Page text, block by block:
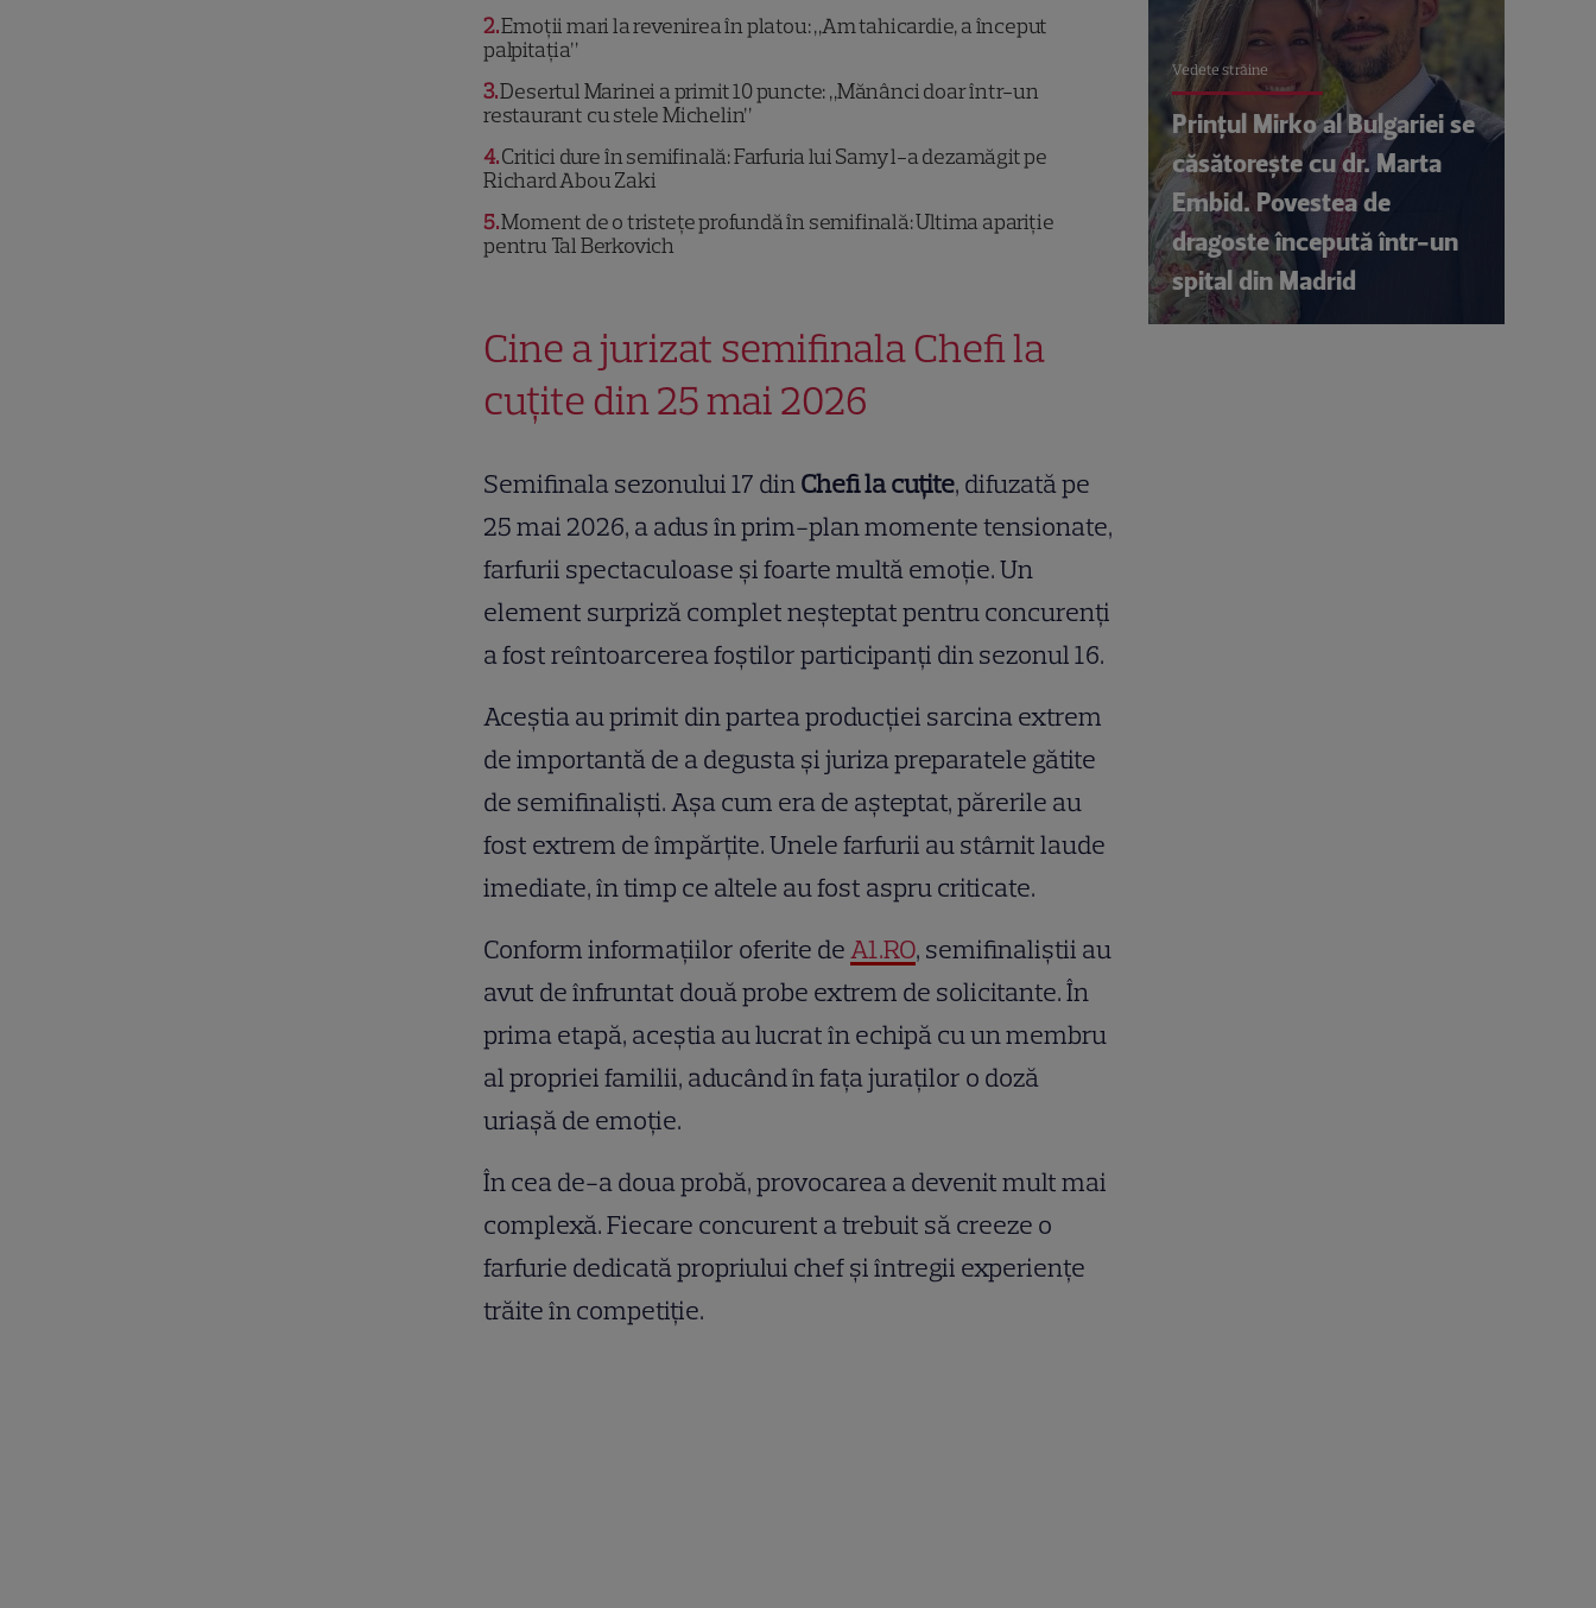
2Emoții mari la revenirea în platou: „Am tahicardie, a început
palpitația”
3Desertul Marinei a primit 10 puncte: „Mănânci doar într-un
restaurant cu stele Michelin”
4Critici dure în semifinală: Farfuria lui Samy l-a dezamăgit pe
Richard Abou Zaki
5Moment de o tristețe profundă în semifinală: Ultima apariție
pentru Tal Berkovich
Cine a jurizat semifinala Chefi la
cuțite din 25 mai 2026
Semifinala sezonului 17 dinChefi la cuțite, difuzată pe
25 mai 2026, a adus în prim-plan momente tensionate,
farfurii spectaculoase și foarte multă emoție. Un
element surpriză complet neșteptat pentru concurenți
a fost reîntoarcerea foștilor participanți din sezonul 16.
Aceștia au primit din partea producției sarcina extrem
de importantă de a degusta și juriza preparatele gătite
de semifinaliști. Așa cum era de așteptat, părerile au
fost extrem de împărțite. Unele farfurii au stârnit laude
imediate, în timp ce altele au fost aspru criticate.
Conform informațiilor oferite deA1.RO, semifinaliștii au
avut de înfruntat două probe extrem de solicitante. În
prima etapă, aceștia au lucrat în echipă cu un membru
al propriei familii, aducând în fața juraților o doză
uriașă de emoție.
În cea de-a doua probă, provocarea a devenit mult mai
complexă. Fiecare concurent a trebuit să creeze o
farfurie dedicată propriului chef și întregii experiențe
trăite în competiție.
Vedete străine
Prințul Mirko al Bulgariei se
căsătorește cu dr. Marta
Embid. Povestea de
dragoste începută într-un
spital din Madrid